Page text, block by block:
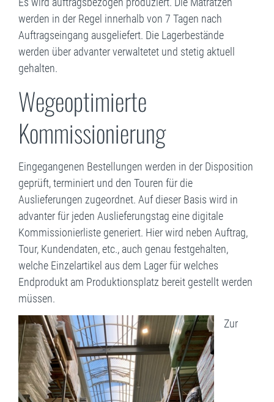
werden in der Regel innerhalb von 7 Tagen nach
Auftragseingang ausgeliefert. Die Lagerbestände
werden über advanter verwaltetet und stetig aktuell
gehalten.
Wegeoptimierte
Kommissionierung
Eingegangenen Bestellungen werden in der Disposition
geprüft, terminiert und den Touren für die
Auslieferungen zugeordnet. Auf dieser Basis wird in
advanter für jeden Auslieferungstag eine digitale
Kommissionierliste generiert. Hier wird neben Auftrag,
Tour, Kundendaten, etc., auch genau festgehalten,
welche Einzelartikel aus dem Lager für welches
Endprodukt am Produktionsplatz bereit gestellt werden
müssen.
Zur